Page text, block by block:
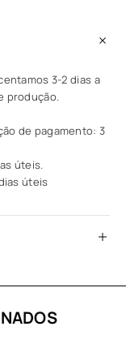
3-2 dias a
produção.
de pagamento: 3
úteis.
úteis